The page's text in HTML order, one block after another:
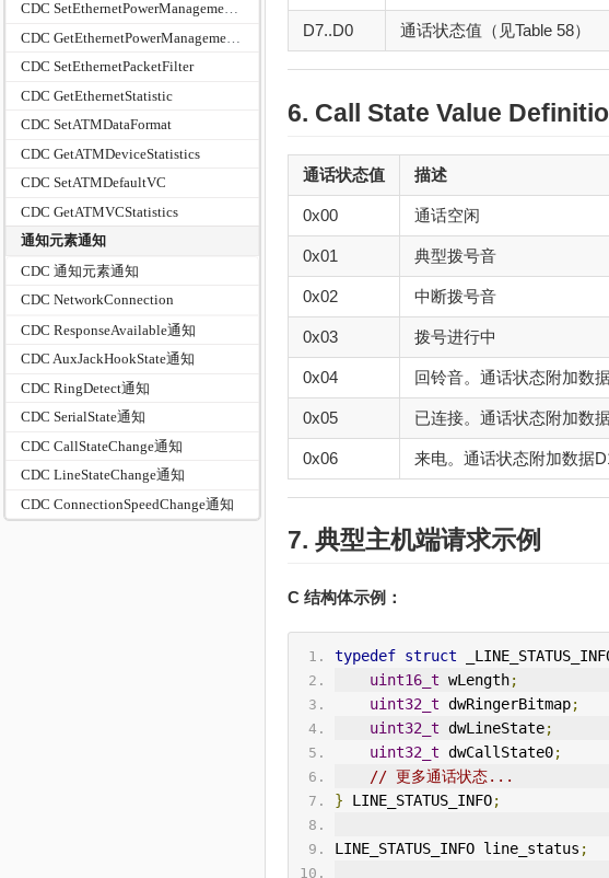
CDC SetEthernetPowerManagementPatternFilter
CDC SetEthernetPacketFilter
CDC GetEthernetStatistic
CDC SetATMDataFormat
CDC GetATMDeviceStatistics
CDC SetATMDefaultVC
CDC GetATMVCStatistics
通知元素通知
CDC 通知元素通知
CDC NetworkConnection
CDC ResponseAvailable通知
CDC AuxJackHookState通知
CDC RingDetect通知
CDC SerialState通知
CDC CallStateChange通知
CDC LineStateChange通知
CDC ConnectionSpeedChange通知
D7..D0 通话状态值（见Table 58）
6. Call State Value
通话状态值 描述
0x00 通话空闲
0x01 典型拨号音
0x02 中断拨号音
0x03 拨号进行中
0x04 回铃音。通话状态附加数
0x05 已连接。通话状态附加数
0x06 来电。通话状态附加数据
7. 典型主机端请求示例
C 结构体示例：
typedef struct _L INE_STATUS_ IN
uint16_t wLength;
uint32_t dwRingerBitmap;
uint32_t dwLineState;
uint32_t dwCallState0;
// 更多通话状态...
} LINE_STATUS_INFO;
LINE_STATUS_INFO line_status ;